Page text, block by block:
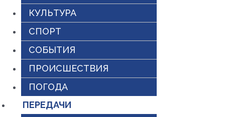
КУЛЬТУРА
СПОРТ
СОБЫТИЯ
ПРОИСШЕСТВИЯ
ПОГОДА
ПЕРЕДАЧИ